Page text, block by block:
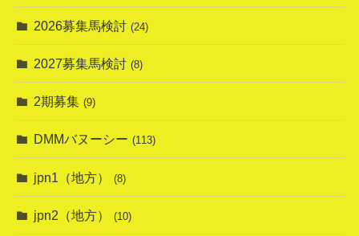
2026募集馬検討 (24)
2027募集馬検討 (8)
2期募集 (9)
DMMバヌーシー (113)
jpn1（地方） (8)
jpn2（地方） (10)